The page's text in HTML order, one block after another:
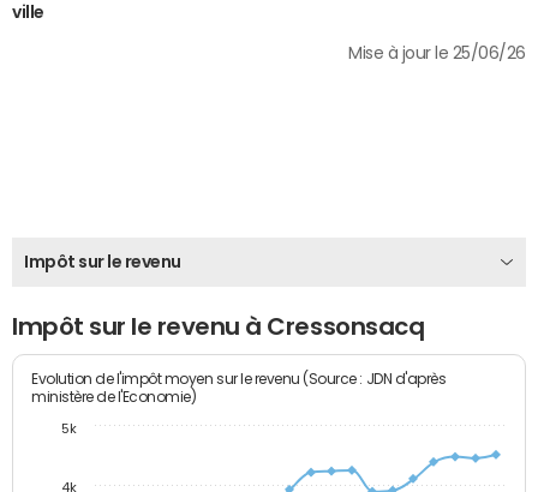
ville
Mise à jour le 25/06/26
Impôt sur le revenu
Impôt sur le revenu à Cressonsacq
Evolution de l'impôt moyen sur le revenu (Source : JDN d'après
ministère de l'Economie)
4k
5k